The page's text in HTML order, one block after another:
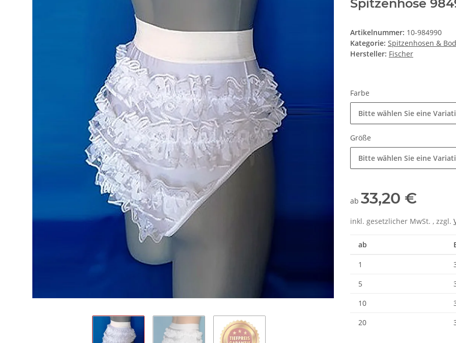
Spitzenhose
Artikelnummer: 10-984990
Kategorie: Spitzenhosen &
Hersteller: Fischer
Farbe
Bitte wählen Sie eine
Größe
Bitte wählen Sie eine
ab 33,20 €
inkl. gesetzlicher MwSt. , zzgl.
ab
1
5
10
20